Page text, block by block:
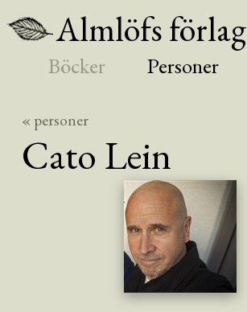
Almlöfs förlag
Böcker Personer
« personer
Cato Lein